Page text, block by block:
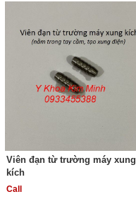
Viên đạn từ trường máy xung
kích
Call